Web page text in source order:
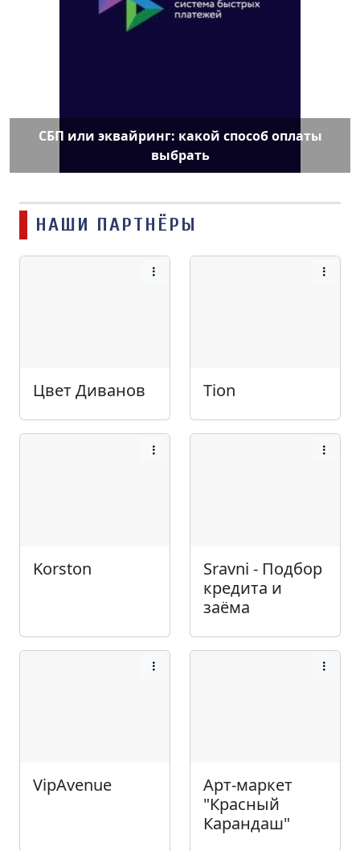
СБП или эквайринг: какой способ оплаты
выбрать
НАШИ ПАРТНЁРЫ
Цвет Диванов Tion
Korston
Sravni - Подбор
кредита и
заёма
VipAvenue
Арт-маркет
"Красный
Карандаш"